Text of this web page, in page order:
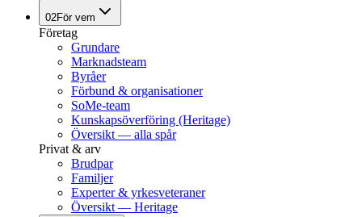
02För vem
Företag
Grundare
Marknadsteam
Byråer
Förbund & organisationer
SoMe-team
Kunskapsöverföring (Heritage)
Översikt — alla spår
Privat & arv
Brudpar
Familjer
Experter & yrkesveteraner
Översikt — Heritage